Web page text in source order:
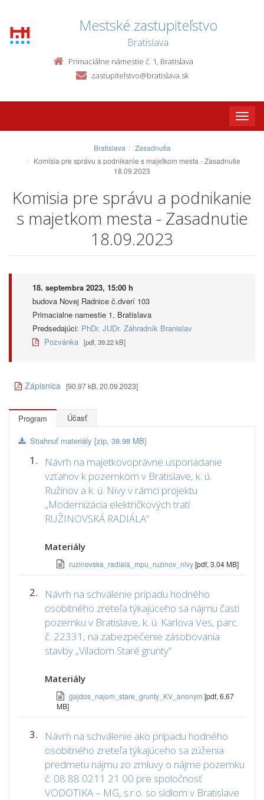
Mestské zastupiteľstvo
Bratislava
Primaciálne námestie č. 1, Bratislava
zastupitelstvo@bratislava.sk
Toggle
Bratislava
Zasadnutia
Komisia pre správu a podnikanie s majetkom mesta - Zasadnutie
18.09.2023
Komisia pre správu a podnikanie
s majetkom mesta - Zasadnutie
18.09.2023
18. septembra 2023, 15:00 h
budova Novej Radnice č.dverí 103
Primacialne namestie 1, Bratislava
Predsedajúci: PhDr. JUDr. Záhradník Branislav
Pozvánka [pdf, 39.22 kB]
Zápisnica [90.97 kB, 20.09.2023]
Program Účasť
Stiahnuť materiály [zip, 38.98 MB]
1.
Návrh na majetkovoprávne usporiadanie
vzťahov k pozemkom v Bratislave, k. ú.
Ružinov a k. ú. Nivy v rámci projektu
„Modernizácia električkových tratí
RUŽINOVSKÁ RADIÁLA“
Materiály
ruzinovska_radiala_mpu_ruzinov_nivy[pdf, 3.04 MB]
2.
Návrh na schválenie prípadu hodného
osobitného zreteľa týkajúceho sa nájmu časti
pozemku v Bratislave, k. ú. Karlova Ves, parc.
č. 22331, na zabezpečenie zásobovania
stavby „Viladom Staré grunty“
Materiály
gajdos_najom_stare_grunty_KV_anonym [pdf, 6.67
MB]
3.
Návrh na schválenie ako prípadu hodného
osobitného zreteľa týkajúceho sa zúženia
predmetu nájmu zo zmluvy o nájme pozemku
č. 08 88 0211 21 00 pre spoločnosť
VODOTIKA – MG, s.r.o. so sídlom v Bratislave